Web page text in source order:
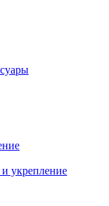
укрепление